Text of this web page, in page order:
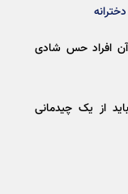
افراد حس شادی
از یک چیدمانی